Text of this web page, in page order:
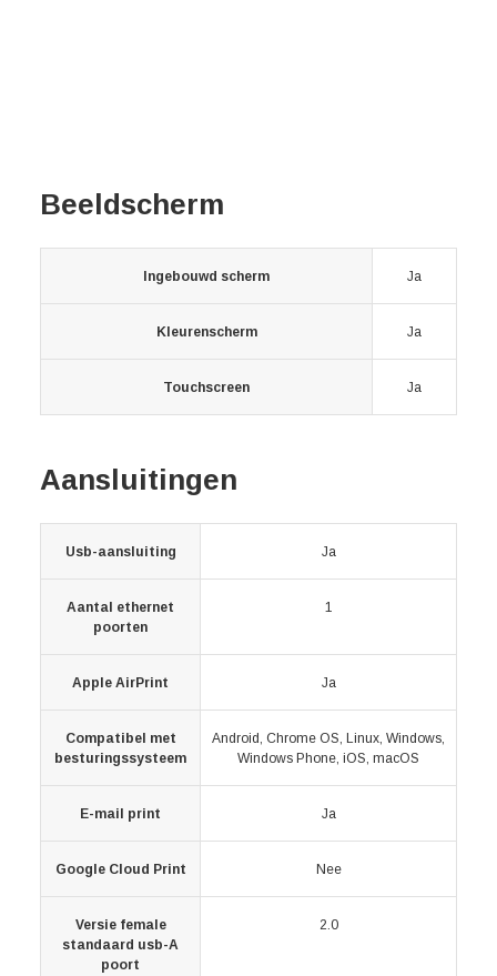
Beeldscherm
Ingebouwd scherm Ja
Kleurenscherm Ja
Touchscreen Ja
Aansluitingen
Usb-aansluiting Ja
Aantal ethernet
poorten
1
Apple AirPrint Ja
Compatibel met
besturingssysteem
Android, Chrome OS, Linux, Windows,
Windows Phone, iOS, macOS
E-mail print Ja
Google Cloud Print Nee
Versie female
standaard usb-A
poort
2.0